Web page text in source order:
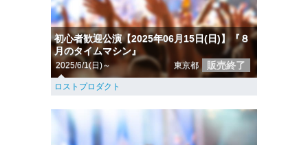
初心者歓迎公演【2025年06月15日(日)】『８
月のタイムマシン』
2025/6/1(日)～ 東京都 販売終了
ロストプロダクト